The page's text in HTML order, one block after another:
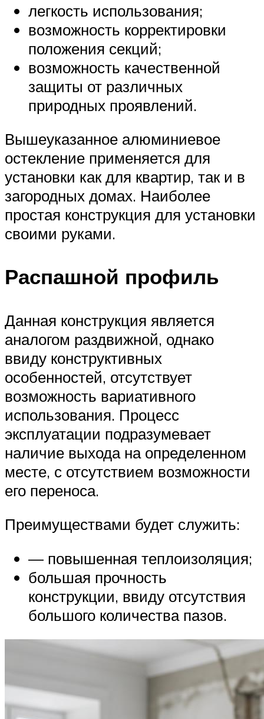
легкость использования;
возможность корректировки
положения секций;
возможность качественной
защиты от различных
природных проявлений.
Вышеуказанное алюминиевое
остекление применяется для
установки как для квартир, так и в
загородных домах. Наиболее
простая конструкция для установки
своими руками.
Распашной профиль
Данная конструкция является
аналогом раздвижной, однако
ввиду конструктивных
особенностей, отсутствует
возможность вариативного
использования. Процесс
эксплуатации подразумевает
наличие выхода на определенном
месте, с отсутствием возможности
его переноса.
Преимуществами будет служить:
— повышенная теплоизоляция;
большая прочность
конструкции, ввиду отсутствия
большого количества пазов.